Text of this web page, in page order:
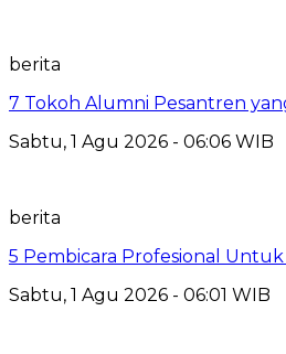
berita
7 Tokoh Alumni Pesantren
Sabtu, 1 Agu 2026 - 06:06 WIB
berita
5 Pembicara Profesional
Sabtu, 1 Agu 2026 - 06:01 WIB